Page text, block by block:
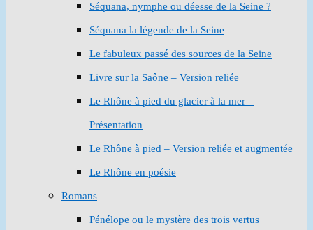
Séquana, nymphe ou déesse de la Seine ?
Séquana la légende de la Seine
Le fabuleux passé des sources de la Seine
Livre sur la Saône – Version reliée
Le Rhône à pied du glacier à la mer –
Présentation
Le Rhône à pied – Version reliée et augmentée
Le Rhône en poésie
Romans
Pénélope ou le mystère des trois vertus